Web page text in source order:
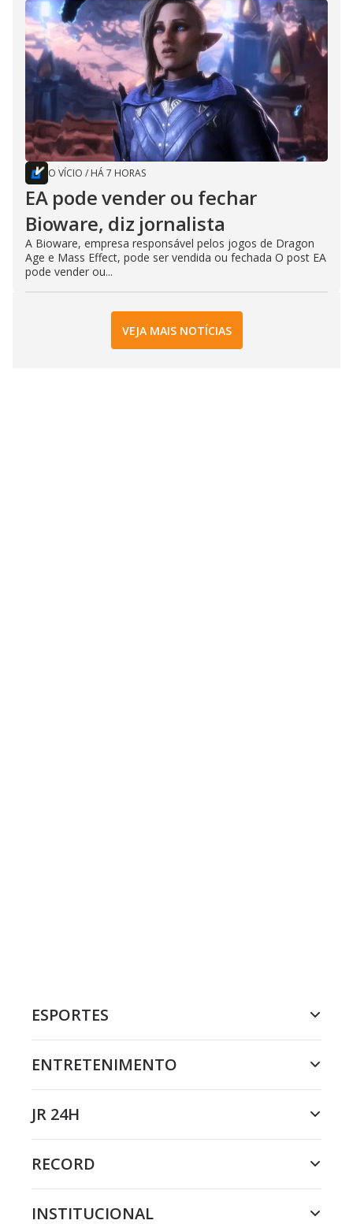
O VÍCIO / HÁ 7 HORAS
EA pode vender ou fechar
Bioware, diz jornalista
A Bioware, empresa responsável pelos jogos de Dragon
Age e Mass Effect, pode ser vendida ou fechada O post EA
pode vender ou...
VEJA MAIS NOTÍCIAS
ESPORTES
ENTRETENIMENTO
JR 24H
RECORD
INSTITUCIONAL